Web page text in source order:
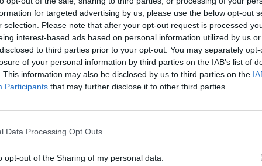
for targeted advertising by us, please use the below opt-out
selection. Please note that after your opt-out request is processed
interest-based ads based on personal information utilized by us
to third parties prior to your opt-out. You may separately
of your personal information by third parties on the IAB’s list of
This information may also be disclosed by us to third parties on the
Participants that may further disclose it to other third parties.
Data Processing Opt Outs
opt-out of the Sharing of my personal data.
das antigas uniões e de 50% durante quatro
freguesias desagregadas, garantindo maior
recursos e reforçando a capacidade de
público, o documento define
Feira; e na Educação, o arranque da
Feira Centro.